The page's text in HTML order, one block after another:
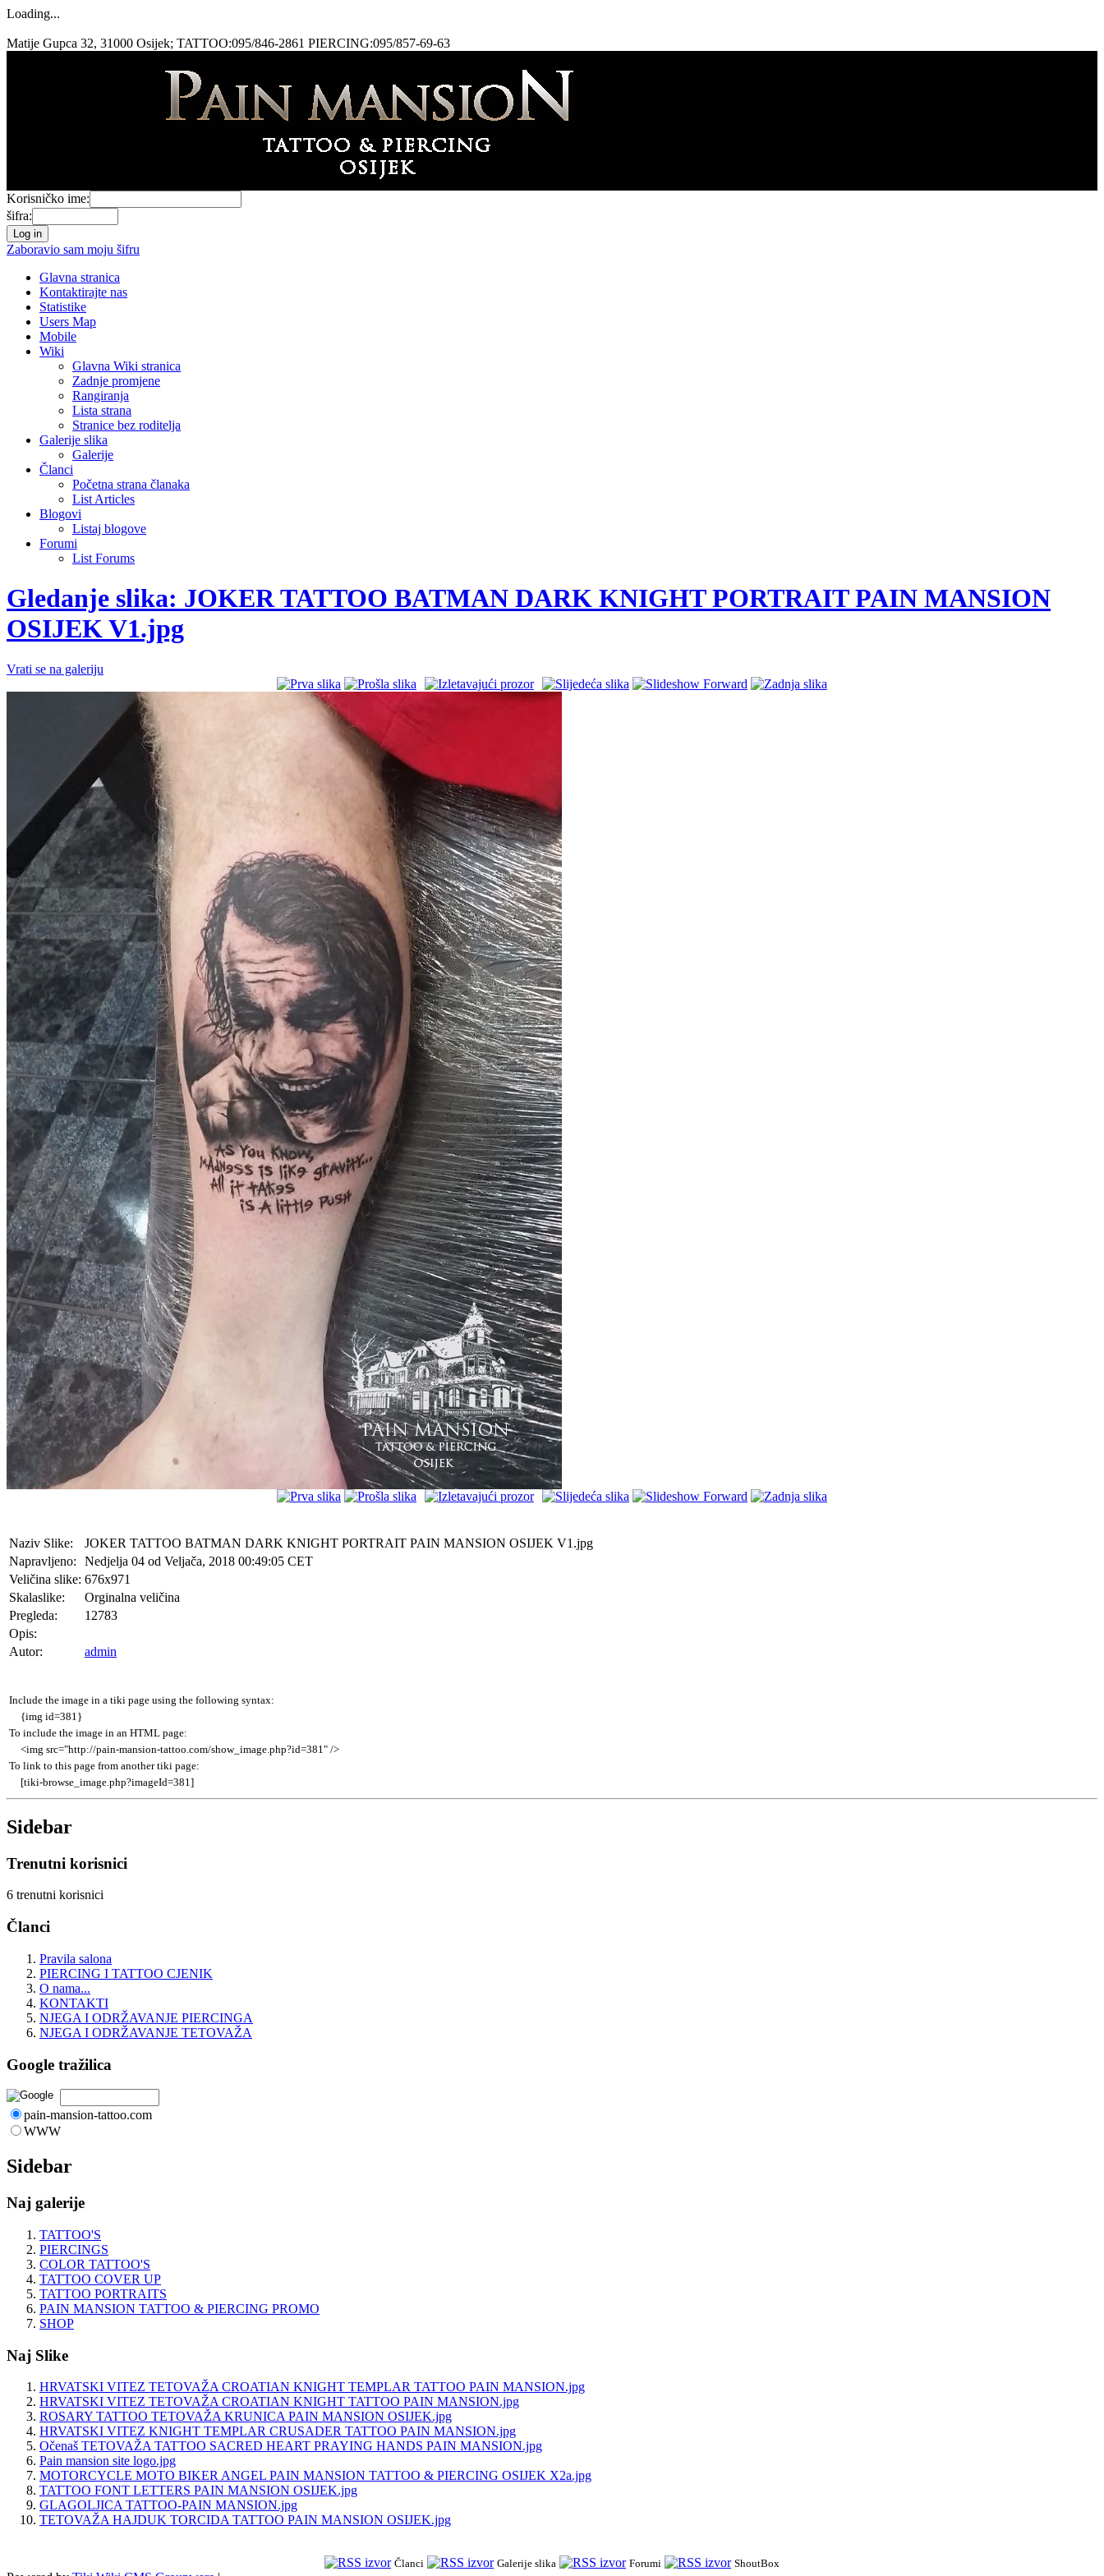
Loading...
Matije Gupca 32, 31000 Osijek; TATTOO:095/846-2861 PIERCING:095/857-69-63
Korisničko ime:
šifra:
Zaboravio sam moju šifru
Glavna stranica
Kontaktirajte nas
Statistike
Users Map
Mobile
Wiki
Glavna Wiki stranica
Zadnje promjene
Rangiranja
Lista strana
Stranice bez roditelja
Galerije slika
Galerije
Članci
Početna strana članaka
List Articles
Blogovi
Listaj blogove
Forumi
List Forums
Gledanje slika: JOKER TATTOO BATMAN DARK KNIGHT PORTRAIT PAIN MANSION
OSIJEK V1.jpg
Vrati se na galeriju
Naziv Slike:
JOKER TATTOO BATMAN DARK KNIGHT PORTRAIT PAIN MANSION OSIJEK V1.jpg
Napravljeno:
Nedjelja 04 od Veljača, 2018 00:49:05 CET
Veličina slike: 676x971
Skalaslike:
Orginalna veličina
Pregleda:
12783
Opis:
Autor:
admin
Include the image in a tiki page using the following syntax:
{img id=381}
To include the image in an HTML page:
<img src="http://pain-mansion-tattoo.com/show_image.php?id=381" />
To link to this page from another tiki page:
[tiki-browse_image.php?imageId=381]
Sidebar
Trenutni korisnici
6 trenutni korisnici
Članci
Pravila salona
PIERCING I TATTOO CJENIK
O nama...
KONTAKTI
NJEGA I ODRŽAVANJE PIERCINGA
NJEGA I ODRŽAVANJE TETOVAŽA
Google tražilica
pain-mansion-tattoo.com
WWW
Sidebar
Naj galerije
TATTOO'S
PIERCINGS
COLOR TATTOO'S
TATTOO COVER UP
TATTOO PORTRAITS
PAIN MANSION TATTOO & PIERCING PROMO
SHOP
Naj Slike
HRVATSKI VITEZ TETOVAŽA CROATIAN KNIGHT TEMPLAR TATTOO PAIN MANSION.jpg
HRVATSKI VITEZ TETOVAŽA CROATIAN KNIGHT TATTOO PAIN MANSION.jpg
ROSARY TATTOO TETOVAŽA KRUNICA PAIN MANSION OSIJEK.jpg
HRVATSKI VITEZ KNIGHT TEMPLAR CRUSADER TATTOO PAIN MANSION.jpg
Očenaš TETOVAŽA TATTOO SACRED HEART PRAYING HANDS PAIN MANSION.jpg
Pain mansion site logo.jpg
MOTORCYCLE MOTO BIKER ANGEL PAIN MANSION TATTOO & PIERCING OSIJEK X2a.jpg
TATTOO FONT LETTERS PAIN MANSION OSIJEK.jpg
GLAGOLJICA TATTOO-PAIN MANSION.jpg
TETOVAŽA HAJDUK TORCIDA TATTOO PAIN MANSION OSIJEK.jpg
Članci Galerije slika Forumi ShoutBox